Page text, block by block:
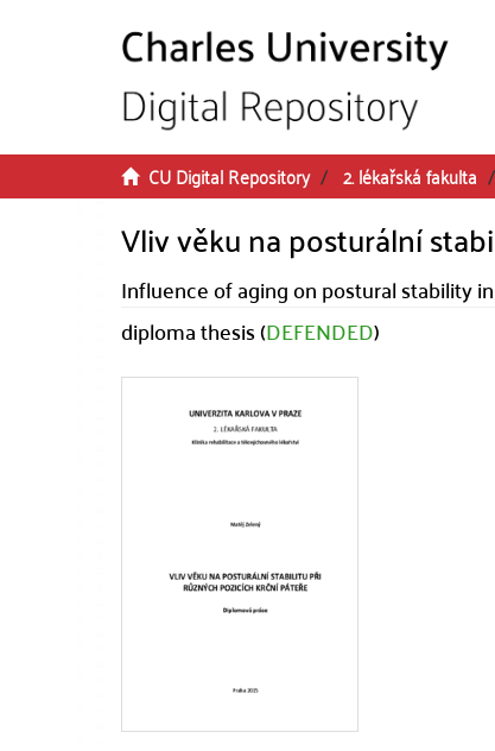
CU Digital Repository 2. lékařská fakulta
Vliv věku na posturální
Influence of aging on postural stability
diploma thesis (DEFENDED)